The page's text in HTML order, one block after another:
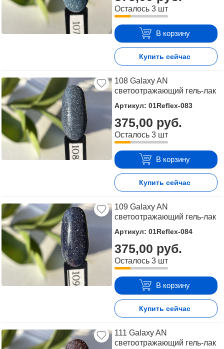
Осталось 3 шт
В корзину
Купить сейчас
108 Galaxy AN
светоотражающий гель-лак
Артикул: 01Reflex-083
375,00 руб.
Осталось 3 шт
В корзину
Купить сейчас
109 Galaxy AN
светоотражающий гель-лак
Артикул: 01Reflex-084
375,00 руб.
Осталось 3 шт
В корзину
Купить сейчас
111 Galaxy AN
светоотражающий гель-лак